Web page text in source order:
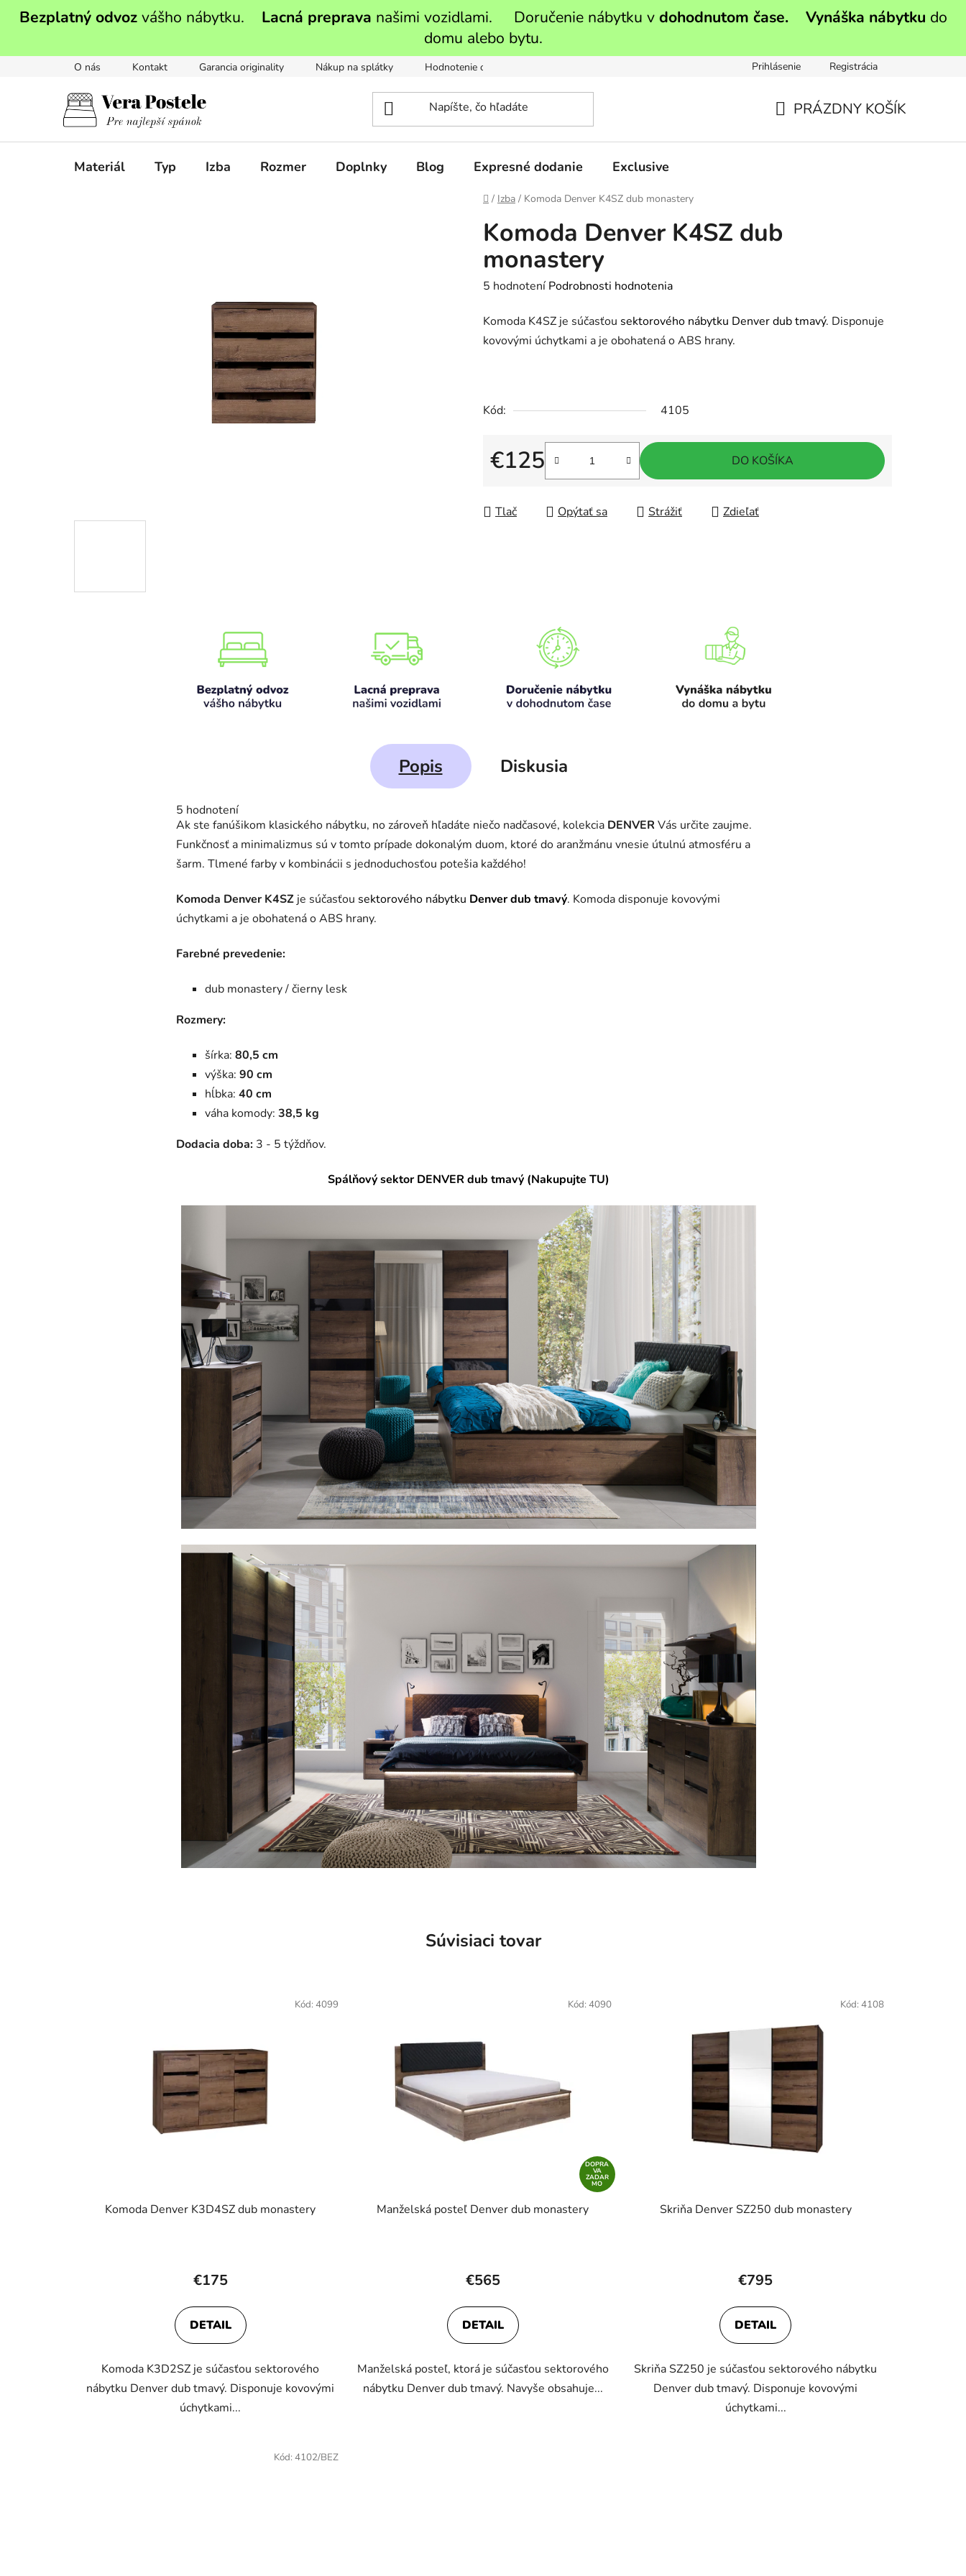
Bezplatný odvozvášho nábytku. Lacná preprava našimi vozidlami. Doručenie nábytku v dohodnutom čase. Vynáška nábytku do
domu alebo bytu.
O nás Kontakt Garancia originality Nákup na splátky Hodnotenie obchodu Prihlásenie Registrácia
PRÁZDNY KOŠÍK
Materiál Typ Izba Rozmer Doplnky Blog Expresné dodanie Exclusive
Domov
/ Izba / Komoda Denver K4SZ dub monastery
Komoda Denver K4SZ dub
monastery
Priemerné
produktu
je
5
5 hodnotení Podrobnosti hodnotenia
Komoda K4SZ je súčasťou sektorového nábytku Denver dub tmavý. Disponuje
kovovými úchytkami a je obohatená o ABS hrany.
Kód: 4105
€125
Jednotková cena:
DO KOŠÍKA
Tlač Opýtať sa Strážiť Zdieľať
Popis Diskusia
Priemerné
hodnotenie
produktu
je
4,2
z
hviezdičiek.
5 hodnotení
Ak ste fanúšikom klasického nábytku, no zároveň hľadáte niečo nadčasové, kolekcia DENVER Vás určite zaujme.
Funkčnosť a minimalizmus sú v tomto prípade dokonalým duom, ktoré do aranžmánu vnesie útulnú atmosféru a
šarm. Tlmené farby v kombinácii s jednoduchosťou potešia každého!
Komoda Denver K4SZje súčasťou sektorového nábytku Denver dub tmavý. Komoda disponuje kovovými
úchytkami a je obohatená o ABS hrany.
Farebné prevedenie:
dub monastery / čierny lesk
Rozmery:
šírka:80,5 cm
výška:90 cm
hĺbka:40 cm
váha komody:38,5 kg
Dodacia doba: 3 - 5 týždňov.
Spálňový sektor DENVER dub tmavý (Nakupujte TU)
Súvisiaci tovar
Komoda Denver K3D4SZ dub monastery
hodnotenie
je
4,2
5
hviezdičiek.
€175
DETAIL
Komoda K3D2SZ je súčasťou sektorového
nábytku Denver dub tmavý. Disponuje kovovými
úchytkami...
Kód:4099
DOPRA
VA
ZADAR
MO
Manželská posteľ Denver dub monastery
hodnotenie
je
5,0
5
hviezdičiek.
€565
DETAIL
Manželská posteľ, ktorá je súčasťou sektorového
nábytku Denver dub tmavý. Navyše obsahuje...
Kód: 4090
Skriňa Denver SZ250 dub monastery
hodnotenie
je
5,0
5
hviezdičiek.
€795
DETAIL
Skriňa SZ250 je súčasťou sektorového nábytku
Denver dub tmavý. Disponuje kovovými
úchytkami...
Kód: 4108
Kód:4102/BEZ